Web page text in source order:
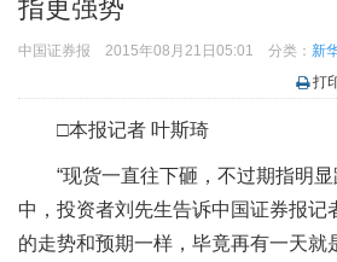
指更强势
中国证券报 2015年08月21日05:01 分类： 新
打
□本报记者 叶斯琦
“现货一直往下砸，不过期指明
中，投资者刘先生告诉中国证券报记
的走势和预期一样，毕竟再有一天就